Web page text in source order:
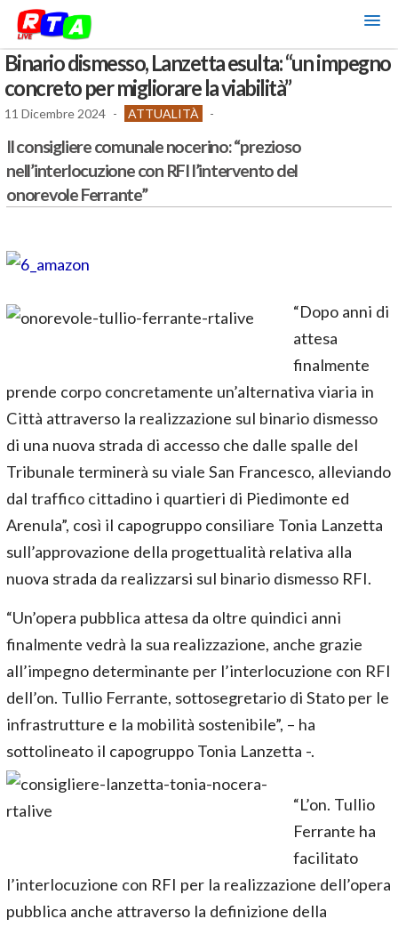
Binario dismesso, Lanzetta esulta: “un impegno
concreto per migliorare la viabilità”
11 Dicembre 2024 - ATTUALITÀ -
Il consigliere comunale nocerino: “prezioso
nell’interlocuzione con RFI l’intervento del
onorevole Ferrante”
“Dopo anni di
attesa
finalmente
prende corpo concretamente un’alternativa viaria in
Città attraverso la realizzazione sul binario dismesso
di una nuova strada di accesso che dalle spalle del
Tribunale terminerà su viale San Francesco, alleviando
dal traffico cittadino i quartieri di Piedimonte ed
Arenula”, così il capogruppo consiliare Tonia Lanzetta
sull’approvazione della progettualità relativa alla
nuova strada da realizzarsi sul binario dismesso RFI.
“Un’opera pubblica attesa da oltre quindici anni
finalmente vedrà la sua realizzazione, anche grazie
all’impegno determinante per l’interlocuzione con RFI
dell’on. Tullio Ferrante, sottosegretario di Stato per le
infrastrutture e la mobilità sostenibile”, – ha
sottolineato il capogruppo Tonia Lanzetta -.
“L’on. Tullio
Ferrante ha
facilitato
l’interlocuzione con RFI per la realizzazione dell’opera
pubblica anche attraverso la definizione della